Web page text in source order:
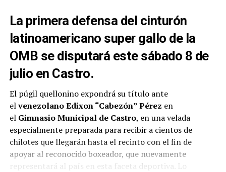
La primera defensa del cinturón
latinoamericano super gallo de la
OMB se disputará este sábado 8 de
julio en Castro.
El púgil quellonino expondrá su título ante
elvenezolano Edixon “Cabezón” Pérez en
el Gimnasio Municipal de Castro, en una velada
especialmente preparada para recibir a cientos de
chilotes que llegarán hasta el recinto con el fin de
apoyar al reconocido boxeador, que nuevamente
representará al país en esta faceta deportiva. Lo